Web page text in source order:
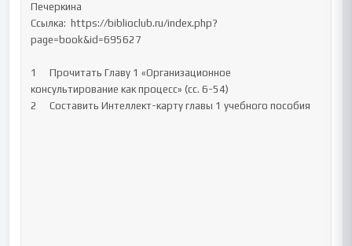
Печеркина
Ссылка:  https://biblioclub.ru/index.php?
page=book&id=695627
1	Прочитать Главу 1 «Организационное
консультирование как процесс» (сс. 6-54)
2	Составить Интеллект-карту главы 1 учебного пособия